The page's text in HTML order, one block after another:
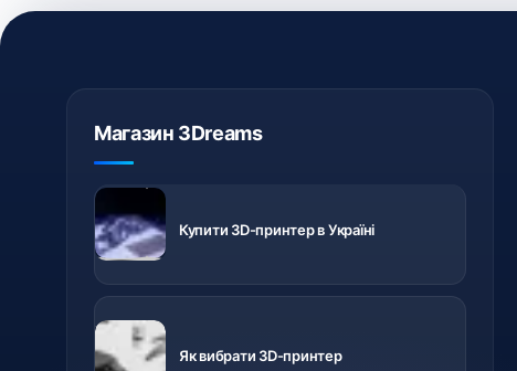
Магазин 3Dreams
Купити 3D-принтер в Україні
з доставкою
по Україні
Як вибрати 3D-принтер
Важливо
знати перед
купівлею